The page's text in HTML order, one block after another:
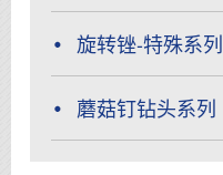
旋转锉-特殊系列
蘑菇钉钻头系列